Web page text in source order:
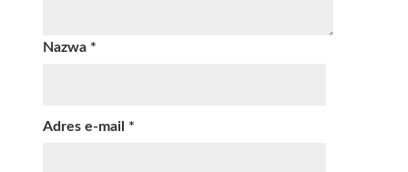
Nazwa *
Adres e-mail *